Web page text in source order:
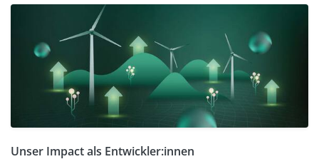
Unser Impact als Entwickler:innen